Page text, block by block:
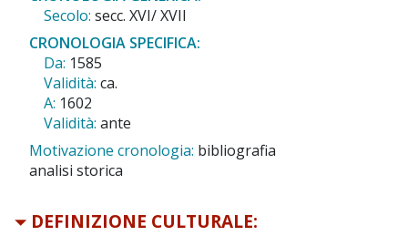
Secolo: secc. XVI/ XVII
CRONOLOGIA SPECIFICA:
Da: 1585
Validità: ca.
A: 1602
Validità: ante
Motivazione cronologia: bibliografia
analisi storica
DEFINIZIONE CULTURALE: